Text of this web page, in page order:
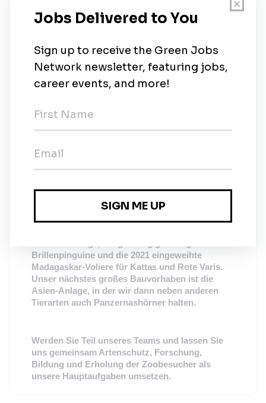
Bestand vom Aussterben bedroht. Neben
und vielen anderen mehr, versorgen wir die
einzigen Elefanten im Bundesland Hessen.
Im Opel-Zoo leben die Tiere in sozialen
möglichst ohne sichtbare Grenzen zwischen
ungehinderte Einblicke in die
abwechslungsreich gestalteten Gehege wie sie
sonst nur bei Freilandbeobachtungen möglich
Besondere Attraktionen sind neben der
Brillenpinguine und die 2021 eingeweihte
Madagaskar-Voliere für Kattas und Rote Varis.
Unser nächstes großes Bauvorhaben ist die
Asien-Anlage, in der wir dann neben anderen
Tierarten auch Panzernashörner halten.
Werden Sie Teil unseres Teams und lassen Sie
uns gemeinsam Artenschutz, Forschung,
Bildung und Erholung der Zoobesucher als
unsere Hauptaufgaben umsetzen.